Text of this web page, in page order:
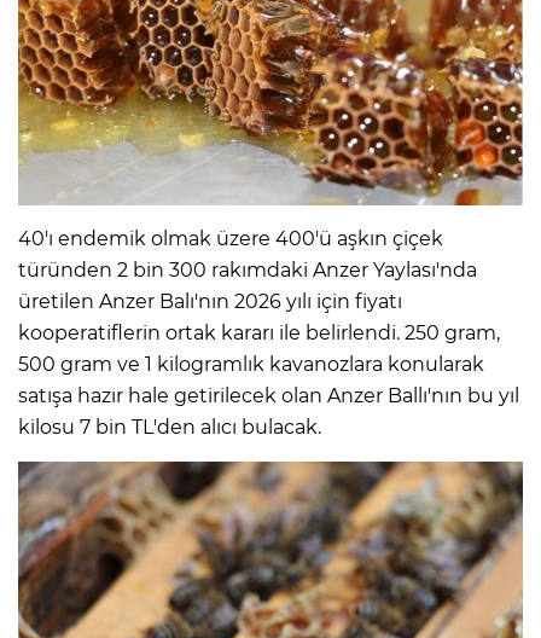
40'ı endemik olmak üzere 400'ü aşkın çiçek
türünden 2 bin 300 rakımdaki Anzer Yaylası'nda
üretilen Anzer Balı'nın 2026 yılı için fiyatı
kooperatiflerin ortak kararı ile belirlendi. 250 gram,
500 gram ve 1 kilogramlık kavanozlara konularak
satışa hazır hale getirilecek olan Anzer Ballı'nın bu yıl
kilosu 7 bin TL'den alıcı bulacak.